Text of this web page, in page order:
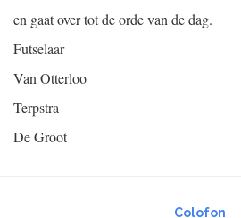
en gaat over tot de orde van de dag.
Futselaar
Van Otterloo
Terpstra
De Groot
Colofon